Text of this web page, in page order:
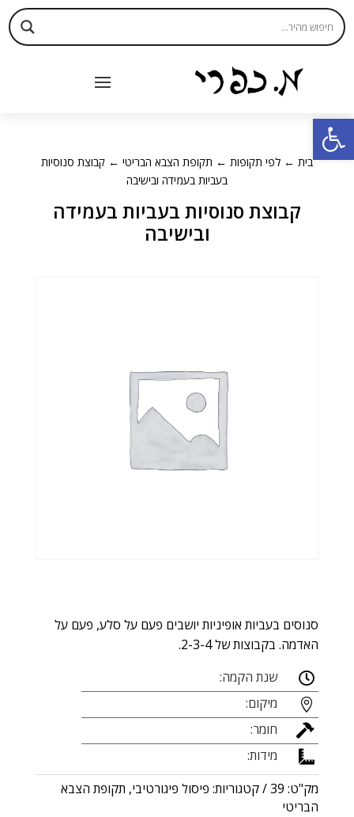
פתח סרגל נגישות
בית ← לפי תקופות ← תקופת הצבא הבריטי ← קבוצת סנוסיות
בעביות בעמידה ובישיבה
קבוצת סנוסיות בעביות בעמידה
ובישיבה
סנוסים בעביות אופיניות יושבים פעם על סלע, פעם על
האדמה. בקבוצות של 2-3-4.
 שנת הקמה:
 מיקום:
 חומר:

מידות:
מק"ט: 39 קטגוריות: פיסול פיגורטיבי, תקופת הצבא
הבריטי